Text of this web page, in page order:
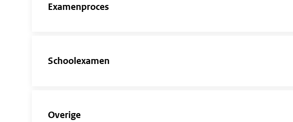
Examenproces
Schoolexamen
Overige